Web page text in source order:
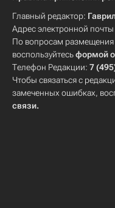
Главный редактор:
Адрес электронной
По вопросам
воспользуйтесьформой
Телефон Редакции: 7
Чтобы связаться с
замеченных ошибках,
связи.